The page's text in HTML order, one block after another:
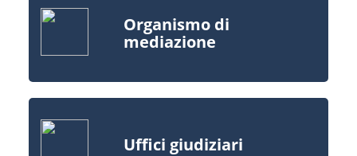
Organismo di
mediazione
Uffici giudiziari